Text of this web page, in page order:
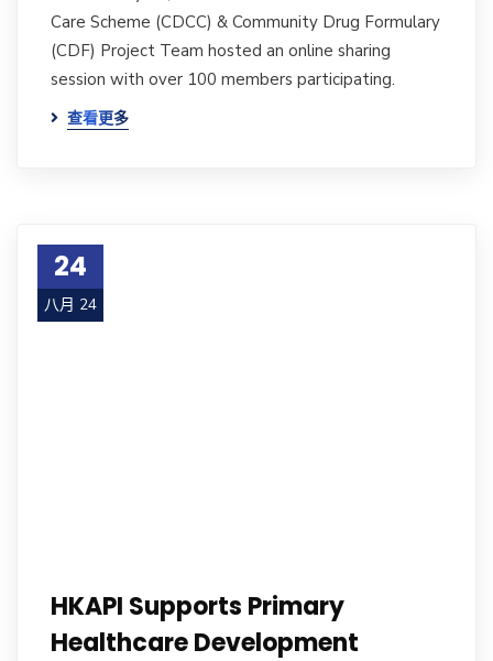
Care Scheme (CDCC) & Community Drug Formulary
(CDF) Project Team hosted an online sharing
session with over 100 members participating.
查看更多
24
八月 24
HKAPI Supports Primary
Healthcare Development